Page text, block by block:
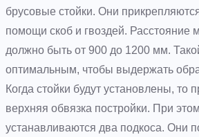
брусовые стойки. Они
помощи скоб и гвоздей. Расстояние
должно быть от 900 до 1200 мм.
оптимальным, чтобы выдержать
Когда стойки будут установлены, то
верхняя обвязка постройки. При
устанавливаются два подкоса. Они